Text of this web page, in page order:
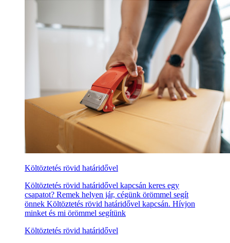
Költöztetés rövid határidővel
Költöztetés rövid határidővel kapcsán keres egy
csapatot? Remek helyen jár, cégünk örömmel segít
önnek Költöztetés rövid határidővel kapcsán. Hívjon
minket és mi örömmel segítünk
Költöztetés rövid határidővel